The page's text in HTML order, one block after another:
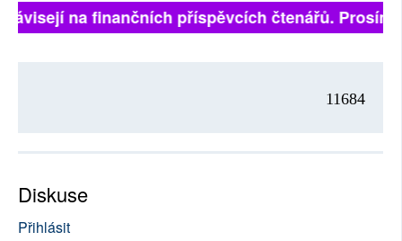
na finančních příspěvcích čtenářů.
11684
Diskuse
Přihlásit